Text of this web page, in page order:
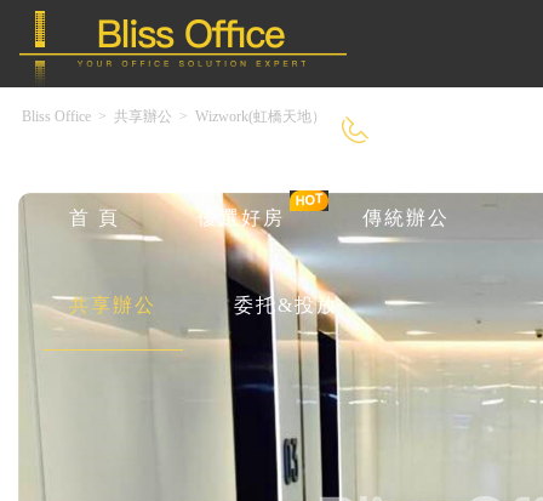
首 頁 優選好房 傳統辦公
共享辦公 委托&投放
Bliss Office > 共享辦公 > Wizwork(虹橋天地）